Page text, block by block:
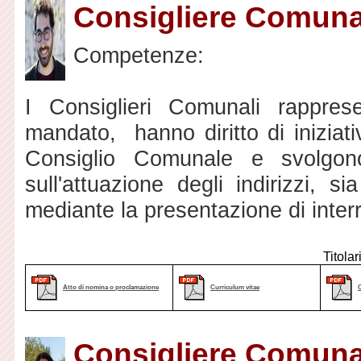
Consigliere
Competenze:
I Consiglieri Comunali
mandato, hanno diritto di
Consiglio Comunale e
sull'attuazione degli indirizzi,
mediante la presentazione di
Atto di nomina o proclamazione Curriculum vitae
Consigliere